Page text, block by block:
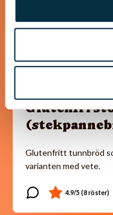
Glutenfri
Glutenfritt tunnbröd
varianten med vete.